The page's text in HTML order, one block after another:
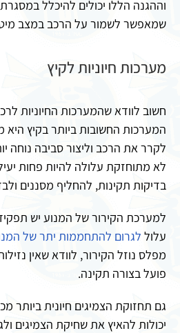
וההגנה הללו יכולים להיכלל
שמאפשר לשמור על הרכב במצב
מערכות חיוניות לקיץ
חשוב לוודא שהמערכות החיוניות
המערכות החשובות ביותר בקיץ היא
לקרר את הרכב וליצור סביבה נוחה
לא מתוחזקת עלולה להיות פחות
בדיקות תקינות, להחליף מסננים
למערכת הקירור של המנוע יש תפקיד
עלול לגרום להתחממות יתר של
מפלס נוזל הקירור, לוודא שאין
פועל בצורה תקינה.
גם תחזוקת הצמיגים חיונית ביותר
יכולות להאיץ את שחיקת הצמיגים